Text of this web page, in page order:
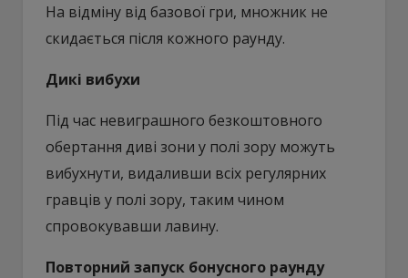
На відміну від базової гри, множник не
скидається після кожного раунду.
Дикі вибухи
Під час невиграшного безкоштовного
обертання диві зони у полі зору можуть
вибухнути, видаливши всіх регулярних
гравців у полі зору, таким чином
спровокувавши лавину.
Повторний запуск бонусного раунду